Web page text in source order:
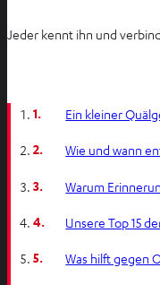
Jeder kennt ihn und
1. Ein kleiner
2. Wie und wann
3. Warum
4. Unsere Top 15
5. Was hilft gegen